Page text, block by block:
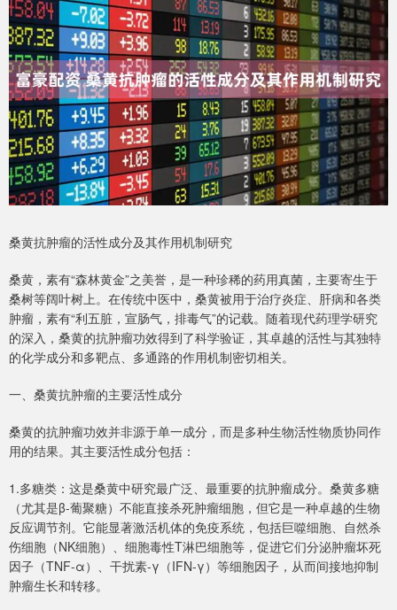
桑黄抗肿瘤的活性成分及其作用机制研究
桑黄，素有“森林黄金”之美誉，是一种珍稀的药用真菌，主要寄生于
桑树等阔叶树上。在传统中医中，桑黄被用于治疗炎症、肝病和各类
肿瘤，素有“利五脏，宣肠气，排毒气”的记载。随着现代药理学研究
的深入，桑黄的抗肿瘤功效得到了科学验证，其卓越的活性与其独特
的化学成分和多靶点、多通路的作用机制密切相关。
一、桑黄抗肿瘤的主要活性成分
桑黄的抗肿瘤功效并非源于单一成分，而是多种生物活性物质协同作
用的结果。其主要活性成分包括：
1.多糖类：这是桑黄中研究最广泛、最重要的抗肿瘤成分。桑黄多糖
（尤其是β-葡聚糖）不能直接杀死肿瘤细胞，但它是一种卓越的生物
反应调节剂。它能显著激活机体的免疫系统，包括巨噬细胞、自然杀
伤细胞（NK细胞）、细胞毒性T淋巴细胞等，促进它们分泌肿瘤坏死
因子（TNF-α）、干扰素-γ（IFN-γ）等细胞因子，从而间接地抑制
肿瘤生长和转移。